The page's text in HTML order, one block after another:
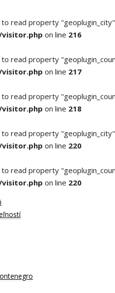
read property "geoplugin_city"
visitor.php on line 216
read property
visitor.php on line 217
read property
visitor.php on line 218
read property "geoplugin_city"
visitor.php on line 220
read property
visitor.php on line 220